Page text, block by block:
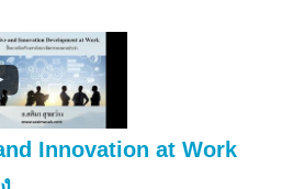
Innovation at Work